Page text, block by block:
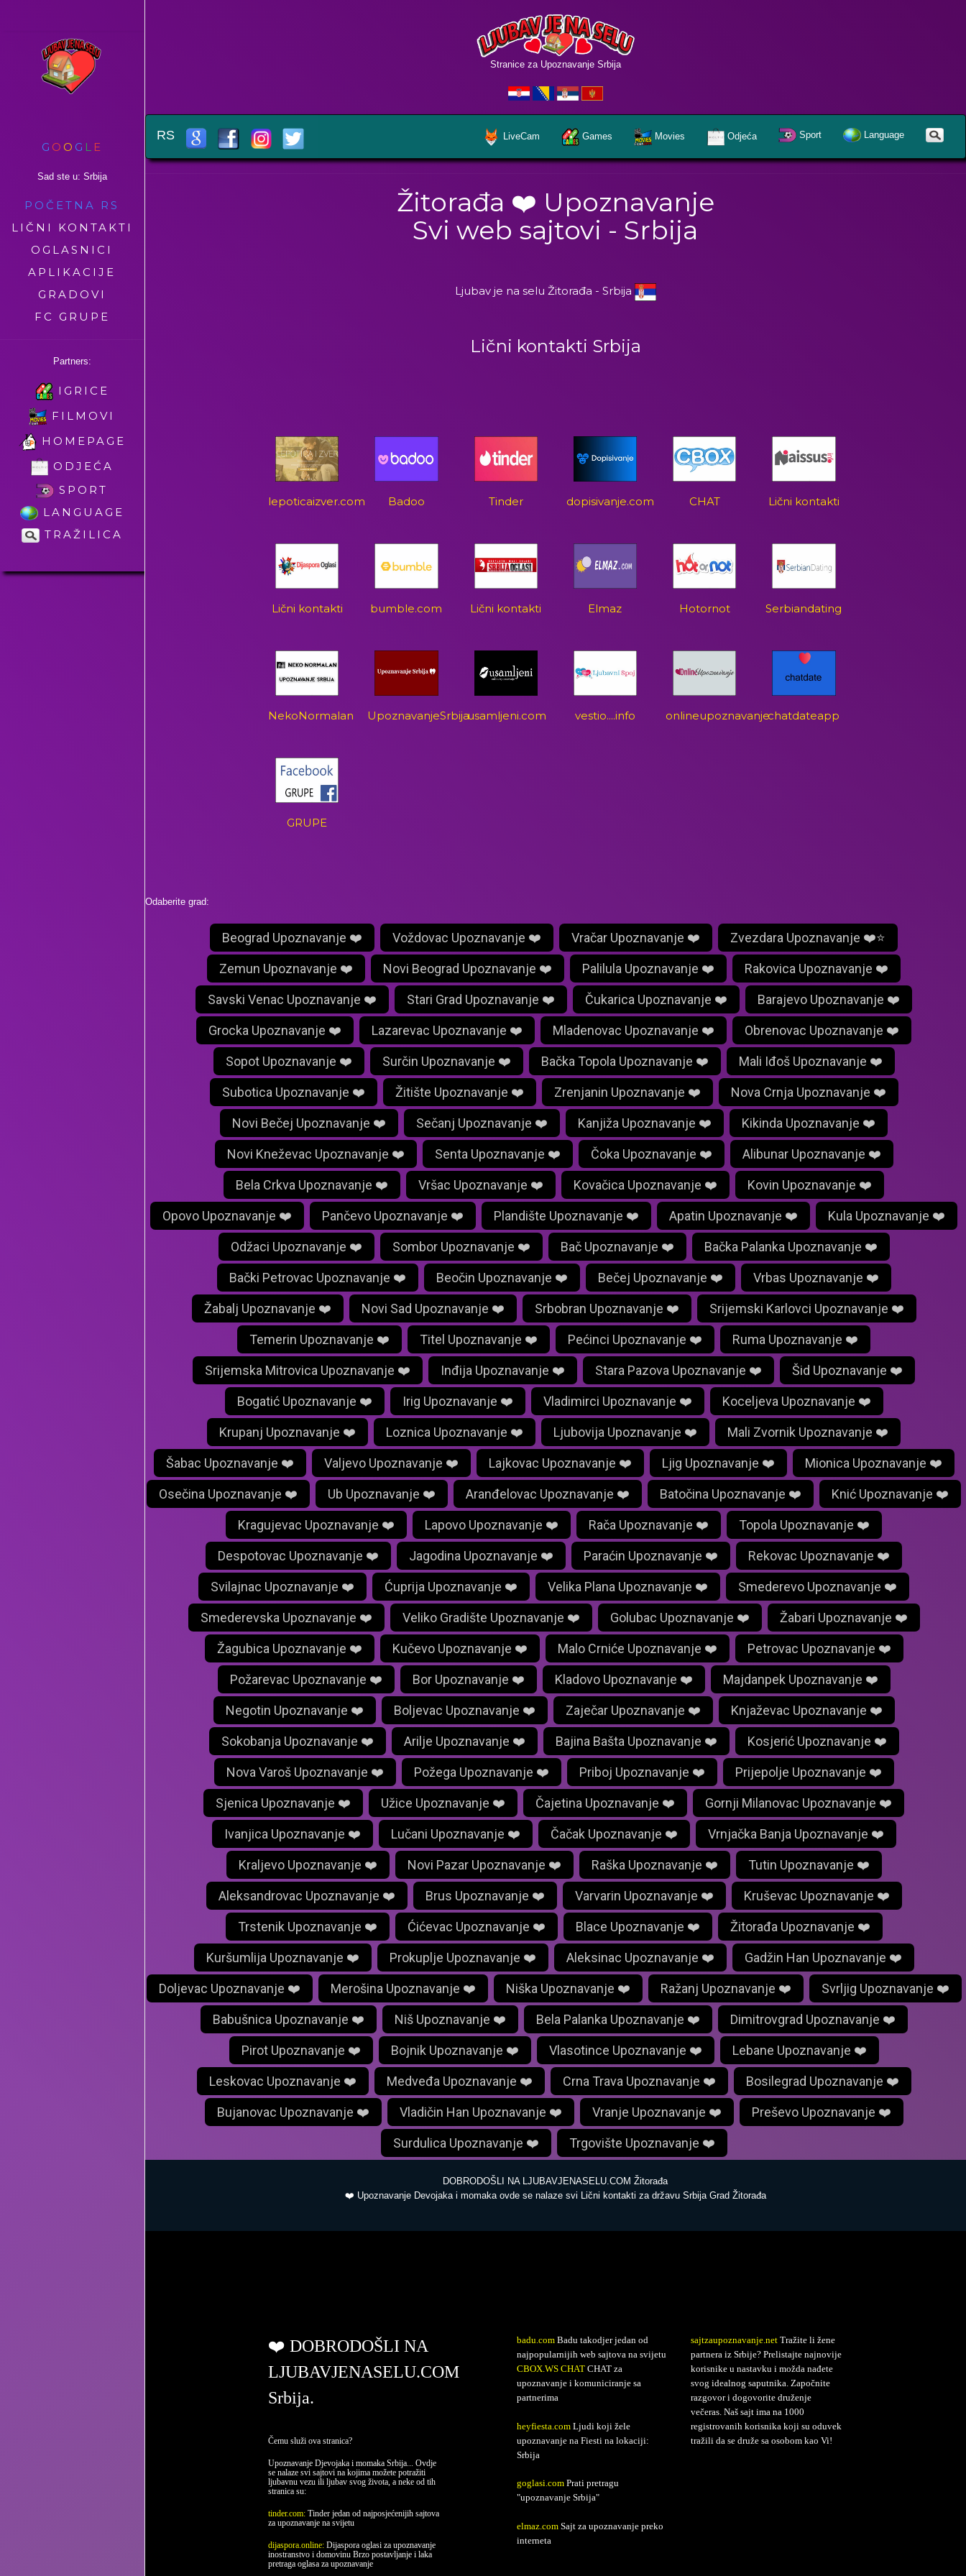
G O O G L E
Sad ste u: Srbija
POČETNA RS
LIČNI KONTAKTI
OGLASNICI
APLIKACIJE
GRADOVI
FC GRUPE
Partners:
IGRICE
FILMOVI
HOMEPAGE
ODJEĆA
SPORT
LANGUAGE
TRAŽILICA
Stranice za Upoznavanje Srbija
RS LiveCam Games Movies Odjeća Sport Language
Žitorađa ❤️ Upoznavanje
Svi web sajtovi - Srbija
Ljubav je na selu Žitorađa - Srbija
Lični kontakti Srbija
lepoticaizver.com Badoo Tinder dopisivanje.com CHAT Lični kontakti
Lični kontakti bumble.com Lični kontakti Elmaz Hotornot Serbiandating
NekoNormalan UpoznavanjeSrbijausamljeni.com vestio....info onlineupoznavanjechatdateapp
GRUPE
Odaberite grad:
Beograd Upoznavanje ❤️ Voždovac Upoznavanje ❤️ Vračar Upoznavanje ❤️ Zvezdara Upoznavanje ❤️⭐
Zemun Upoznavanje ❤️ Novi Beograd Upoznavanje ❤️ Palilula Upoznavanje ❤️ Rakovica Upoznavanje ❤️
Savski Venac Upoznavanje ❤️ Stari Grad Upoznavanje ❤️ Čukarica Upoznavanje ❤️ Barajevo Upoznavanje ❤️
Grocka Upoznavanje ❤️ Lazarevac Upoznavanje ❤️ Mladenovac Upoznavanje ❤️ Obrenovac Upoznavanje ❤️
Sopot Upoznavanje ❤️ Surčin Upoznavanje ❤️ Bačka Topola Upoznavanje ❤️ Mali Iđoš Upoznavanje ❤️
Subotica Upoznavanje ❤️ Žitište Upoznavanje ❤️ Zrenjanin Upoznavanje ❤️ Nova Crnja Upoznavanje ❤️
Novi Bečej Upoznavanje ❤️ Sečanj Upoznavanje ❤️ Kanjiža Upoznavanje ❤️ Kikinda Upoznavanje ❤️
Novi Kneževac Upoznavanje ❤️ Senta Upoznavanje ❤️ Čoka Upoznavanje ❤️ Alibunar Upoznavanje ❤️
Bela Crkva Upoznavanje ❤️ Vršac Upoznavanje ❤️ Kovačica Upoznavanje ❤️ Kovin Upoznavanje ❤️
Opovo Upoznavanje ❤️ Pančevo Upoznavanje ❤️ Plandište Upoznavanje ❤️ Apatin Upoznavanje ❤️ Kula Upoznavanje ❤️
Odžaci Upoznavanje ❤️ Sombor Upoznavanje ❤️ Bač Upoznavanje ❤️ Bačka Palanka Upoznavanje ❤️
Bački Petrovac Upoznavanje ❤️ Beočin Upoznavanje ❤️ Bečej Upoznavanje ❤️ Vrbas Upoznavanje ❤️
Žabalj Upoznavanje ❤️ Novi Sad Upoznavanje ❤️ Srbobran Upoznavanje ❤️ Srijemski Karlovci Upoznavanje ❤️
Temerin Upoznavanje ❤️ Titel Upoznavanje ❤️ Pećinci Upoznavanje ❤️ Ruma Upoznavanje ❤️
Srijemska Mitrovica Upoznavanje ❤️ Inđija Upoznavanje ❤️ Stara Pazova Upoznavanje ❤️ Šid Upoznavanje ❤️
Bogatić Upoznavanje ❤️ Irig Upoznavanje ❤️ Vladimirci Upoznavanje ❤️ Koceljeva Upoznavanje ❤️
Krupanj Upoznavanje ❤️ Loznica Upoznavanje ❤️ Ljubovija Upoznavanje ❤️ Mali Zvornik Upoznavanje ❤️
Šabac Upoznavanje ❤️ Valjevo Upoznavanje ❤️ Lajkovac Upoznavanje ❤️ Ljig Upoznavanje ❤️ Mionica Upoznavanje ❤️
Osečina Upoznavanje ❤️ Ub Upoznavanje ❤️ Aranđelovac Upoznavanje ❤️ Batočina Upoznavanje ❤️ Knić Upoznavanje ❤️
Kragujevac Upoznavanje ❤️ Lapovo Upoznavanje ❤️ Rača Upoznavanje ❤️ Topola Upoznavanje ❤️
Despotovac Upoznavanje ❤️ Jagodina Upoznavanje ❤️ Paraćin Upoznavanje ❤️ Rekovac Upoznavanje ❤️
Svilajnac Upoznavanje ❤️ Ćuprija Upoznavanje ❤️ Velika Plana Upoznavanje ❤️ Smederevo Upoznavanje ❤️
Smederevska Upoznavanje ❤️ Veliko Gradište Upoznavanje ❤️ Golubac Upoznavanje ❤️ Žabari Upoznavanje ❤️
Žagubica Upoznavanje ❤️ Kučevo Upoznavanje ❤️ Malo Crniće Upoznavanje ❤️ Petrovac Upoznavanje ❤️
Požarevac Upoznavanje ❤️ Bor Upoznavanje ❤️ Kladovo Upoznavanje ❤️ Majdanpek Upoznavanje ❤️
Negotin Upoznavanje ❤️ Boljevac Upoznavanje ❤️ Zaječar Upoznavanje ❤️ Knjaževac Upoznavanje ❤️
Sokobanja Upoznavanje ❤️ Arilje Upoznavanje ❤️ Bajina Bašta Upoznavanje ❤️ Kosjerić Upoznavanje ❤️
Nova Varoš Upoznavanje ❤️ Požega Upoznavanje ❤️ Priboj Upoznavanje ❤️ Prijepolje Upoznavanje ❤️
Sjenica Upoznavanje ❤️ Užice Upoznavanje ❤️ Čajetina Upoznavanje ❤️ Gornji Milanovac Upoznavanje ❤️
Ivanjica Upoznavanje ❤️ Lučani Upoznavanje ❤️ Čačak Upoznavanje ❤️ Vrnjačka Banja Upoznavanje ❤️
Kraljevo Upoznavanje ❤️ Novi Pazar Upoznavanje ❤️ Raška Upoznavanje ❤️ Tutin Upoznavanje ❤️
Aleksandrovac Upoznavanje ❤️ Brus Upoznavanje ❤️ Varvarin Upoznavanje ❤️ Kruševac Upoznavanje ❤️
Trstenik Upoznavanje ❤️ Ćićevac Upoznavanje ❤️ Blace Upoznavanje ❤️ Žitorađa Upoznavanje ❤️
Kuršumlija Upoznavanje ❤️ Prokuplje Upoznavanje ❤️ Aleksinac Upoznavanje ❤️ Gadžin Han Upoznavanje ❤️
Doljevac Upoznavanje ❤️ Merošina Upoznavanje ❤️ Niška Upoznavanje ❤️ Ražanj Upoznavanje ❤️ Svrljig Upoznavanje ❤️
Babušnica Upoznavanje ❤️ Niš Upoznavanje ❤️ Bela Palanka Upoznavanje ❤️ Dimitrovgrad Upoznavanje ❤️
Pirot Upoznavanje ❤️ Bojnik Upoznavanje ❤️ Vlasotince Upoznavanje ❤️ Lebane Upoznavanje ❤️
Leskovac Upoznavanje ❤️ Medveđa Upoznavanje ❤️ Crna Trava Upoznavanje ❤️ Bosilegrad Upoznavanje ❤️
Bujanovac Upoznavanje ❤️ Vladičin Han Upoznavanje ❤️ Vranje Upoznavanje ❤️ Preševo Upoznavanje ❤️
Surdulica Upoznavanje ❤️ Trgovište Upoznavanje ❤️
DOBRODOŠLI NA LJUBAVJENASELU.COM Žitorađa
❤️ Upoznavanje Devojaka i momaka ovde se nalaze svi Lični kontakti za državu Srbija Grad Žitorađa
❤️ DOBRODOŠLI NA
LJUBAVJENASELU.COM
Srbija.
Čemu služi ova stranica?
Upoznavanje Djevojaka i momaka Srbija... Ovdje
se nalaze svi sajtovi na kojima možete potražiti
ljubavnu vezu ili ljubav svog života, a neke od tih
stranica su:
tinder.com: Tinder jedan od najposjećenijih sajtova
za upoznavanje na svijetu
dijaspora.online: Dijaspora oglasi za upoznavanje
inostranstvo i domovinu Brzo postavljanje i laka
pretraga oglasa za upoznavanje
badu.com Badu takodjer jedan od
najpopularnijih web sajtova na svijetu
CBOX.WS CHAT CHAT za
upoznavanje i komuniciranje sa
partnerima
heyfiesta.com Ljudi koji žele
upoznavanje na Fiesti na lokaciji:
Srbija
goglasi.com Prati pretragu
"upoznavanje Srbija"
elmaz.com Sajt za upoznavanje preko
interneta
sajtzaupoznavanje.net Tražite li žene
partnera iz Srbije? Prelistajte najnovije
korisnike u nastavku i možda nađete
svog idealnog saputnika. Započnite
razgovor i dogovorite druženje
večeras. Naš sajt ima na 1000
registrovanih korisnika koji su oduvek
tražili da se druže sa osobom kao Vi!